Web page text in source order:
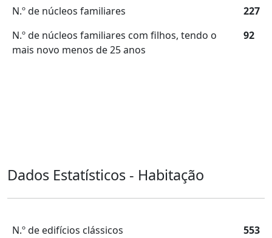
N.º de núcleos familiares
227
N.º de núcleos familiares com filhos, tendo o
mais novo menos de 25 anos
92
Dados Estatísticos - Habitação
N.º de edifícios clássicos
553